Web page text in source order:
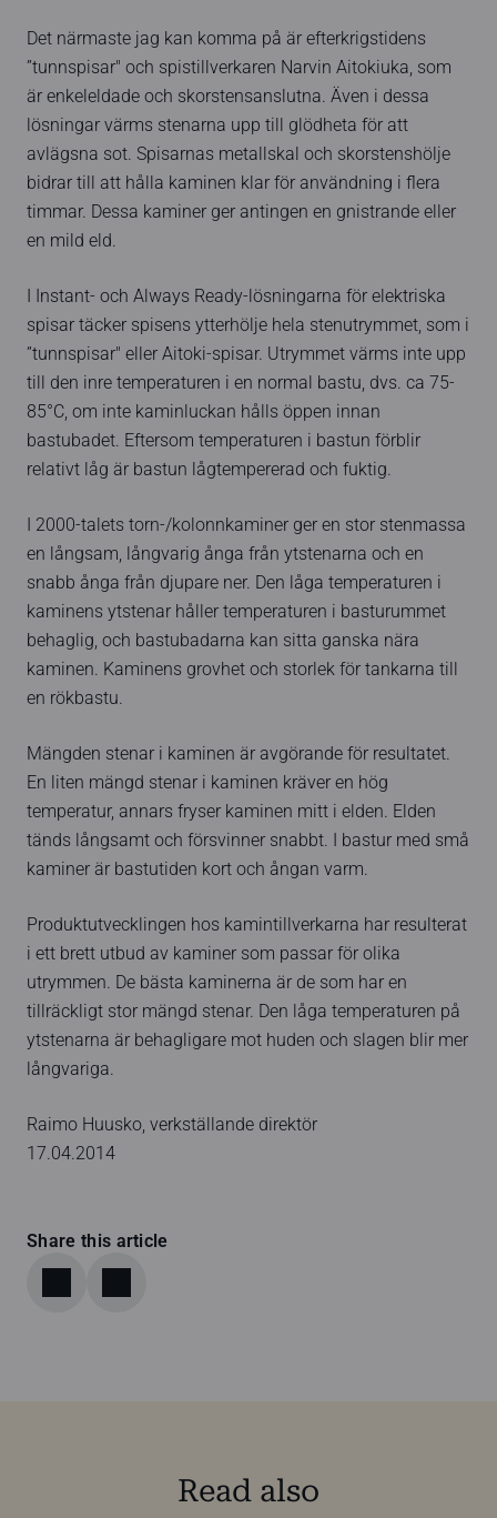
Det närmaste jag kan komma på är efterkrigstidens
”tunnspisar" och spistillverkaren Narvin Aitokiuka, som
är enkeleldade och skorstensanslutna. Även i dessa
lösningar värms stenarna upp till glödheta för att
avlägsna sot. Spisarnas metallskal och skorstenshölje
bidrar till att hålla kaminen klar för användning i flera
timmar. Dessa kaminer ger antingen en gnistrande eller
en mild eld.
I Instant- och Always Ready-lösningarna för elektriska
spisar täcker spisens ytterhölje hela stenutrymmet, som i
”tunnspisar" eller Aitoki-spisar. Utrymmet värms inte upp
till den inre temperaturen i en normal bastu, dvs. ca 75-
85°C, om inte kaminluckan hålls öppen innan
bastubadet. Eftersom temperaturen i bastun förblir
relativt låg är bastun lågtempererad och fuktig.
I 2000-talets torn-/kolonnkaminer ger en stor stenmassa
en långsam, långvarig ånga från ytstenarna och en
snabb ånga från djupare ner. Den låga temperaturen i
kaminens ytstenar håller temperaturen i basturummet
behaglig, och bastubadarna kan sitta ganska nära
kaminen. Kaminens grovhet och storlek för tankarna till
en rökbastu.
Mängden stenar i kaminen är avgörande för resultatet.
En liten mängd stenar i kaminen kräver en hög
temperatur, annars fryser kaminen mitt i elden. Elden
tänds långsamt och försvinner snabbt. I bastur med små
kaminer är bastutiden kort och ångan varm.
Produktutvecklingen hos kamintillverkarna har resulterat
i ett brett utbud av kaminer som passar för olika
utrymmen. De bästa kaminerna är de som har en
tillräckligt stor mängd stenar. Den låga temperaturen på
ytstenarna är behagligare mot huden och slagen blir mer
långvariga.
Raimo Huusko, verkställande direktör
17.04.2014
Share this article
Read also